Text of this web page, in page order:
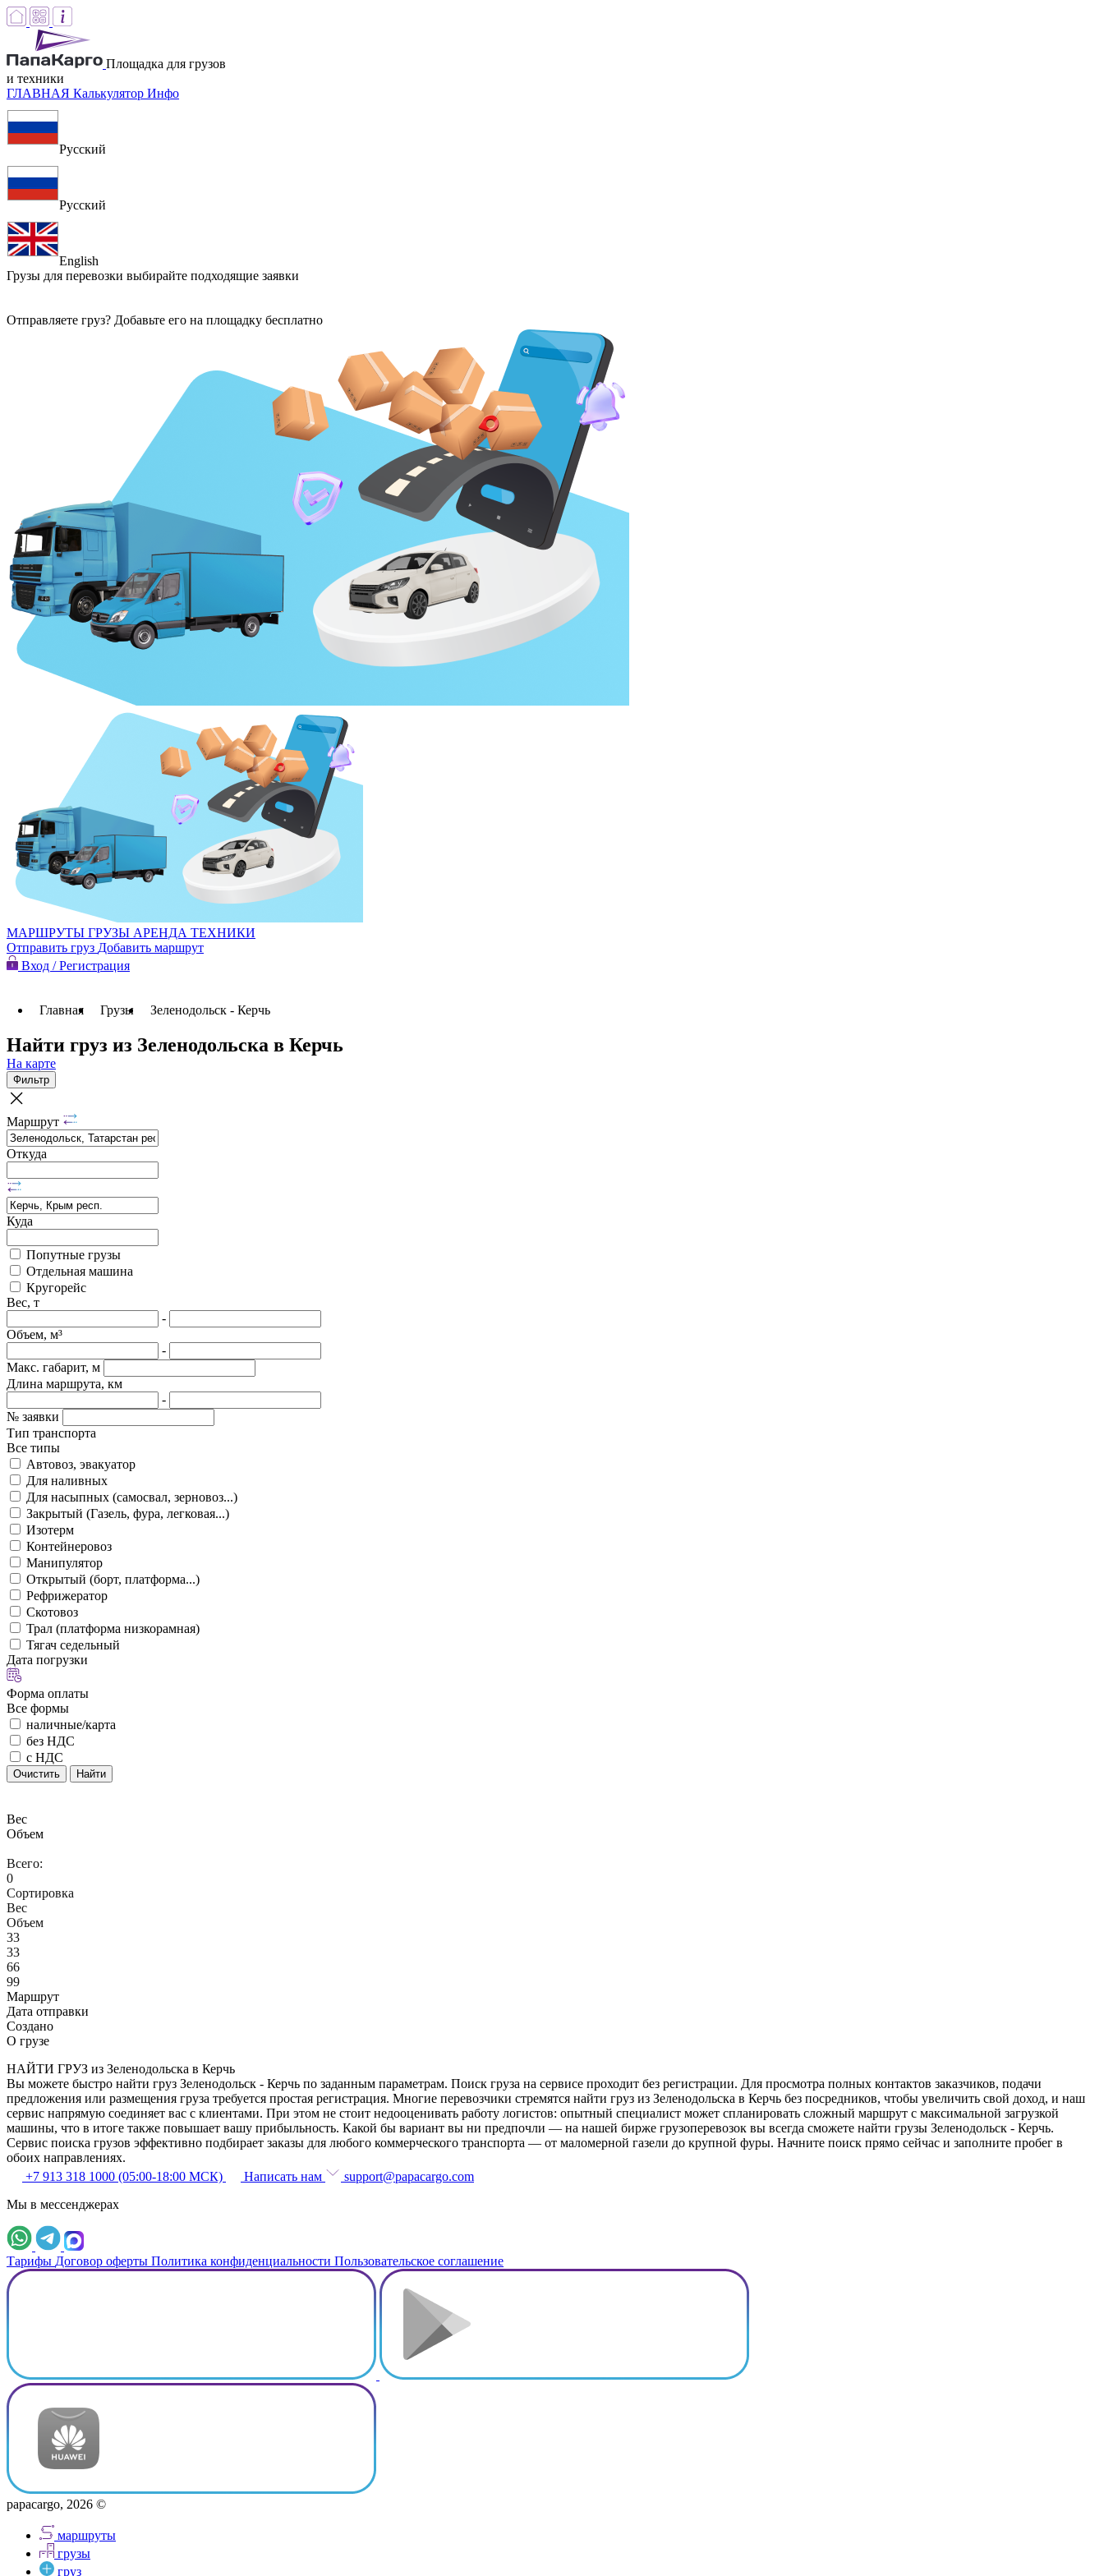
Площадка для грузов
и техники
ГЛАВНАЯ Калькулятор Инфо
Русский
Русский
English
Грузы для перевозки выбирайте подходящие заявки
Отправляете груз? Добавьте его на площадку бесплатно
МАРШРУТЫ ГРУЗЫ АРЕНДА ТЕХНИКИ
Отправить груз Добавить маршрут
Вход / Регистрация
Главная Грузы Зеленодольск - Керчь
Найти груз из Зеленодольска в Керчь
На карте
Фильтр
Маршрут
Откуда
Куда
Попутные грузы
Отдельная машина
Кругорейс
Вес, т
-
Объем, м³
-
Макс. габарит, м
Длина маршрута, км
-
№ заявки
Тип транспорта
Все типы
Автовоз, эвакуатор
Для наливных
Для насыпных (самосвал, зерновоз...)
Закрытый (Газель, фура, легковая...)
Изотерм
Контейнеровоз
Манипулятор
Открытый (борт, платформа...)
Рефрижератор
Скотовоз
Трал (платформа низкорамная)
Тягач седельный
Дата погрузки
Форма оплаты
Все формы
наличные/карта
без НДС
с НДС
Очистить Найти
Вес
Объем
Всего:
0
Сортировка
Вес
Объем
33
33
66
99
Маршрут
Дата отправки
Создано
О грузе
НАЙТИ ГРУЗ из Зеленодольска в Керчь
Вы можете быстро найти груз Зеленодольск - Керчь по заданным параметрам. Поиск груза на сервисе проходит без регистрации. Для просмотра полных контактов заказчиков, подачи
предложения или размещения груза требуется простая регистрация. Многие перевозчики стремятся найти груз из Зеленодольска в Керчь без посредников, чтобы увеличить свой доход, и наш
сервис напрямую соединяет вас с клиентами. При этом не стоит недооценивать работу логистов: опытный специалист может спланировать сложный маршрут с максимальной загрузкой
машины, что в итоге также повышает вашу прибыльность. Какой бы вариант вы ни предпочли — на нашей бирже грузоперевозок вы всегда сможете найти грузы Зеленодольск - Керчь.
Сервис поиска грузов эффективно подбирает заказы для любого коммерческого транспорта — от маломерной газели до крупной фуры. Начните поиск прямо сейчас и заполните пробег в
обоих направлениях.
+7 913 318 1000 (05:00-18:00 МСК)
Написать нам
support@papacargo.com
Мы в мессенджерах
Тарифы Договор оферты Политика конфиденциальности Пользовательское соглашение
papacargo, 2026 ©
маршруты
грузы
груз